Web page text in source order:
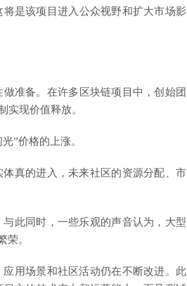
是该项目进入公众视野和扩大市场影
准备。在许多区块链项目中，创始团
实现价值释放。
”价格的上涨。
真的进入，未来社区的资源分配、市
此同时，一些乐观的声音认为，大型
荣。
用场景和社区活动仍在不断改进。此